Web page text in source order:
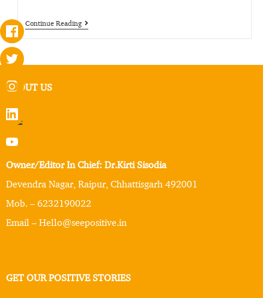
Continue Reading
ABOUT US
Owner/Editor In Chief: Dr.Kirti Sisodia
Devendra Nagar, Raipur, Chhattisgarh 492001
Mob. – 6232190022
Email – Hello@seepositive.in
GET OUR POSITIVE STORIES